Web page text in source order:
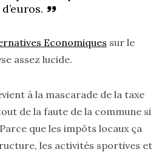
Economiques sur le
assez lucide.
à la mascarade de la taxe
de la faute de la commune si
que les impôts locaux ça
les activités sportives et